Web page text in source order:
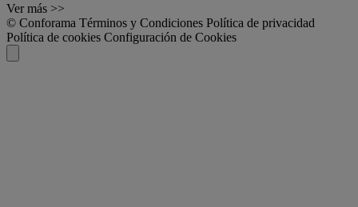
Ver más >>
© Conforama Términos y Condiciones Política de privacidad
Política de cookies Configuración de Cookies